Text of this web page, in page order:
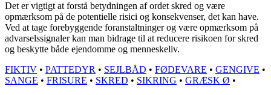
Det er vigtigt at forstå betydningen af ordet skred og være
opmærksom på de potentielle risici og konsekvenser, det kan have.
Ved at tage forebyggende foranstaltninger og være opmærksom på
advarselssignaler kan man bidrage til at reducere risikoen for skred
og beskytte både ejendomme og menneskeliv.
FIKTIV • PATTEDYR • SEJLBÅD • FØDEVARE • GENGIVE •
SANGE • FRISURE • SKRED • SIKRING • GRÆSK Ø •